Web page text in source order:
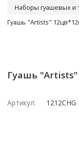
Наборы гуашевых и
Гуашь "Artists"
Гуашь "Artists"
Артикул: 1212CHG